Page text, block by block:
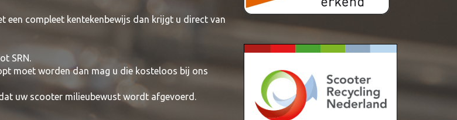
compleet kentekenbewijs dan krijgt u direct van
SRN.
moet worden dan mag u die kosteloos bij ons
uw scooter milieubewust wordt afgevoerd.